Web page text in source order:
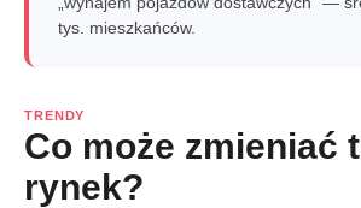
tys. mieszkańców.
TRENDY
Co może zmieniać
rynek?